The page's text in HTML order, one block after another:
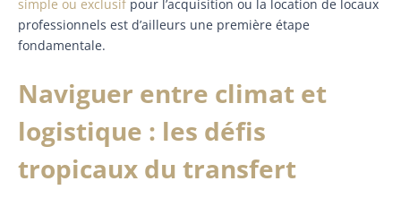
simple ou exclusif pour l’acquisition ou la location de locaux
professionnels est d’ailleurs une première étape
fondamentale.
Naviguer entre climat et
logistique : les défis
tropicaux du transfert